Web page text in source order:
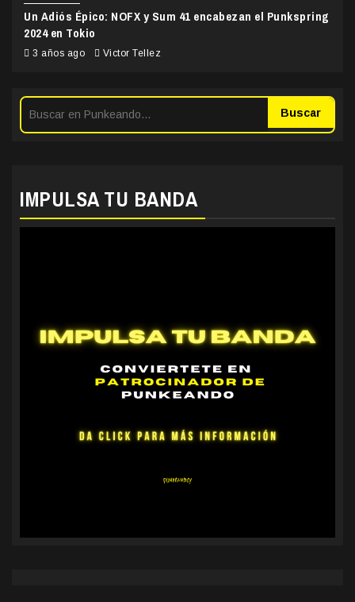
Un Adiós Épico: NOFX y Sum 41 encabezan el Punkspring
2024 en Tokio
3 años ago Victor Tellez
Buscar
IMPULSA TU BANDA